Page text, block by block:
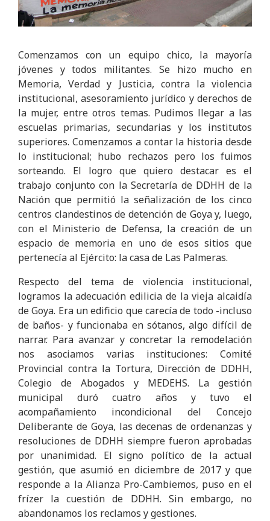
Comenzamos con un equipo chico, la mayoría
jóvenes y todos militantes. Se hizo mucho en
Memoria, Verdad y Justicia, contra la violencia
institucional, asesoramiento jurídico y derechos de
la mujer, entre otros temas. Pudimos llegar a las
escuelas primarias, secundarias y los institutos
superiores. Comenzamos a contar la historia desde
lo institucional; hubo rechazos pero los fuimos
sorteando. El logro que quiero destacar es el
trabajo conjunto con la Secretaría de DDHH de la
Nación que permitió la señalización de los cinco
centros clandestinos de detención de Goya y, luego,
con el Ministerio de Defensa, la creación de un
espacio de memoria en uno de esos sitios que
pertenecía al Ejército: la casa de Las Palmeras.
Respecto del tema de violencia institucional,
logramos la adecuación edilicia de la vieja alcaidía
de Goya. Era un edificio que carecía de todo -incluso
de baños- y funcionaba en sótanos, algo difícil de
narrar. Para avanzar y concretar la remodelación
nos asociamos varias instituciones: Comité
Provincial contra la Tortura, Dirección de DDHH,
Colegio de Abogados y MEDEHS. La gestión
municipal duró cuatro años y tuvo el
acompañamiento incondicional del Concejo
Deliberante de Goya, las decenas de ordenanzas y
resoluciones de DDHH siempre fueron aprobadas
por unanimidad. El signo político de la actual
gestión, que asumió en diciembre de 2017 y que
responde a la Alianza Pro-Cambiemos, puso en el
frízer la cuestión de DDHH. Sin embargo, no
abandonamos los reclamos y gestiones.